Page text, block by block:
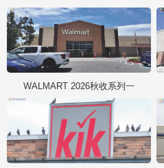
WALMART 2026秋收系列一